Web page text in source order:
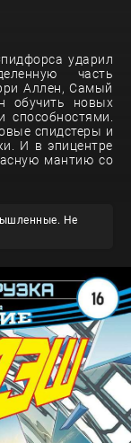
ударил
часть
Аллен, Самый
обучить новых
способностями.
спидстеры и
И в эпицентре
мантию со
Не